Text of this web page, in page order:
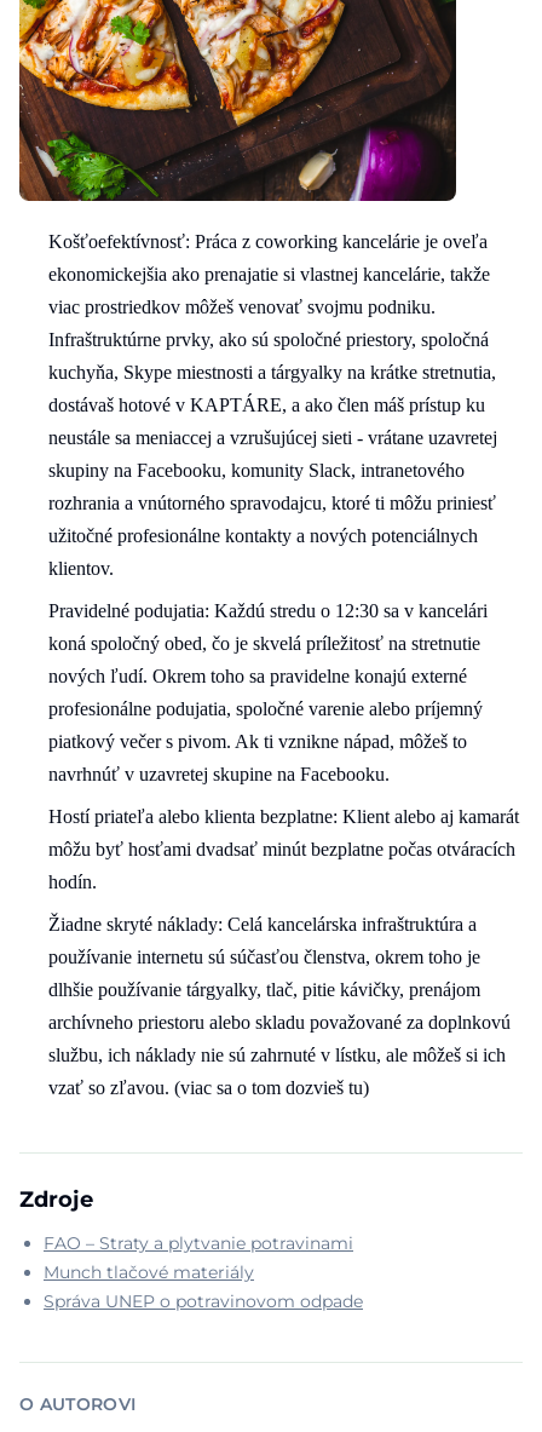
Košťoefektívnosť: Práca z coworking kancelárie je oveľa
ekonomickejšia ako prenajatie si vlastnej kancelárie, takže
viac prostriedkov môžeš venovať svojmu podniku.
Infraštruktúrne prvky, ako sú spoločné priestory, spoločná
kuchyňa, Skype miestnosti a tárgyalky na krátke stretnutia,
dostávaš hotové v KAPTÁRE, a ako člen máš prístup ku
neustále sa meniaccej a vzrušujúcej sieti - vrátane uzavretej
skupiny na Facebooku, komunity Slack, intranetového
rozhrania a vnútorného spravodajcu, ktoré ti môžu priniesť
užitočné profesionálne kontakty a nových potenciálnych
klientov.
Pravidelné podujatia: Každú stredu o 12:30 sa v kancelári
koná spoločný obed, čo je skvelá príležitosť na stretnutie
nových ľudí. Okrem toho sa pravidelne konajú externé
profesionálne podujatia, spoločné varenie alebo príjemný
piatkový večer s pivom. Ak ti vznikne nápad, môžeš to
navrhnúť v uzavretej skupine na Facebooku.
Hostí priateľa alebo klienta bezplatne: Klient alebo aj kamarát
môžu byť hosťami dvadsať minút bezplatne počas otváracích
hodín.
Žiadne skryté náklady: Celá kancelárska infraštruktúra a
používanie internetu sú súčasťou členstva, okrem toho je
dlhšie používanie tárgyalky, tlač, pitie kávičky, prenájom
archívneho priestoru alebo skladu považované za doplnkovú
službu, ich náklady nie sú zahrnuté v lístku, ale môžeš si ich
vzať so zľavou. (viac sa o tom dozvieš tu)
Zdroje
FAO – Straty a plytvanie potravinami
Munch tlačové materiály
Správa UNEP o potravinovom odpade
O AUTOROVI